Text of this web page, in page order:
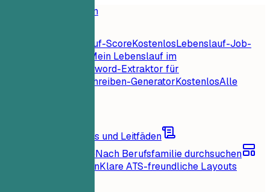
Funktionen
Sofortiger Lebenslauf-ScoreKostenlosLebenslauf-Job-
Mein Lebenslauf im
Keyword-Extraktor für
Anschreiben-GeneratorKostenlosAlle
Karrieretipps und Leitfäden
LebenslaufbeispieleNach Berufsfamilie durchsuchen
Lebenslauf-VorlagenKlare ATS-freundliche Layouts